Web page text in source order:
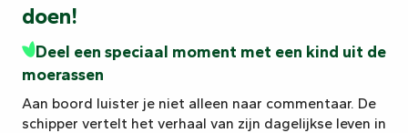
doen!
Deel een speciaal moment met een kind uit de
moerassen
Aan boord luister je niet alleen naar commentaar. De
schipper vertelt het verhaal van zijn dagelijkse leven in